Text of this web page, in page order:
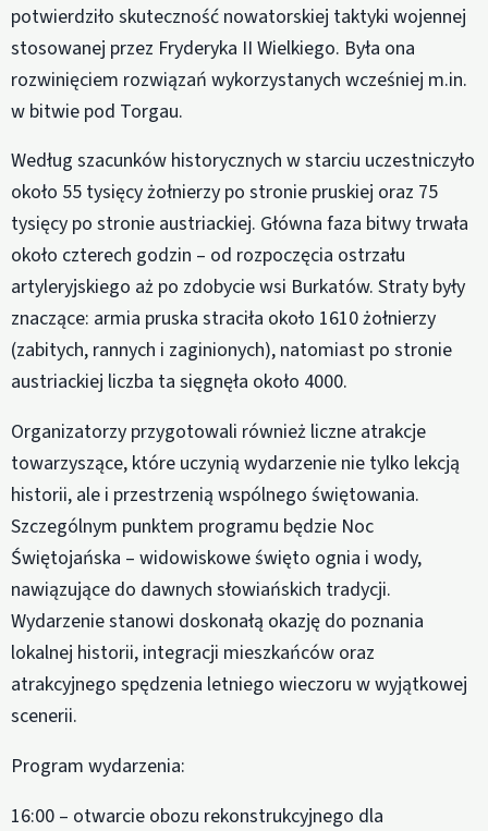
potwierdziło skuteczność nowatorskiej taktyki wojennej
stosowanej przez Fryderyka II Wielkiego. Była ona
rozwinięciem rozwiązań wykorzystanych wcześniej m.in.
w bitwie pod Torgau.
Według szacunków historycznych w starciu uczestniczyło
około 55 tysięcy żołnierzy po stronie pruskiej oraz 75
tysięcy po stronie austriackiej. Główna faza bitwy trwała
około czterech godzin – od rozpoczęcia ostrzału
artyleryjskiego aż po zdobycie wsi Burkatów. Straty były
znaczące: armia pruska straciła około 1610 żołnierzy
(zabitych, rannych i zaginionych), natomiast po stronie
austriackiej liczba ta sięgnęła około 4000.
Organizatorzy przygotowali również liczne atrakcje
towarzyszące, które uczynią wydarzenie nie tylko lekcją
historii, ale i przestrzenią wspólnego świętowania.
Szczególnym punktem programu będzie Noc
Świętojańska – widowiskowe święto ognia i wody,
nawiązujące do dawnych słowiańskich tradycji.
Wydarzenie stanowi doskonałą okazję do poznania
lokalnej historii, integracji mieszkańców oraz
atrakcyjnego spędzenia letniego wieczoru w wyjątkowej
scenerii.
Program wydarzenia:
16:00 – otwarcie obozu rekonstrukcyjnego dla